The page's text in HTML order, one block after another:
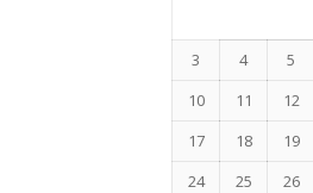
3
4 5
10
11 12
17
18 19
24
25 26